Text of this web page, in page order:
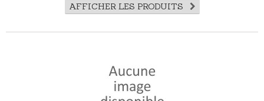
AFFICHER LES PRODUITS